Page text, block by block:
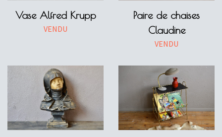
Vase Alfred Krupp
VENDU
Paire de chaises
Claudine
VENDU